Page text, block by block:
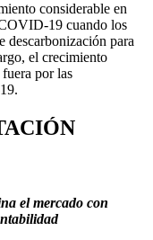
considerable en
19 cuando los
descarbonización para
el crecimiento
por las
el mercado con